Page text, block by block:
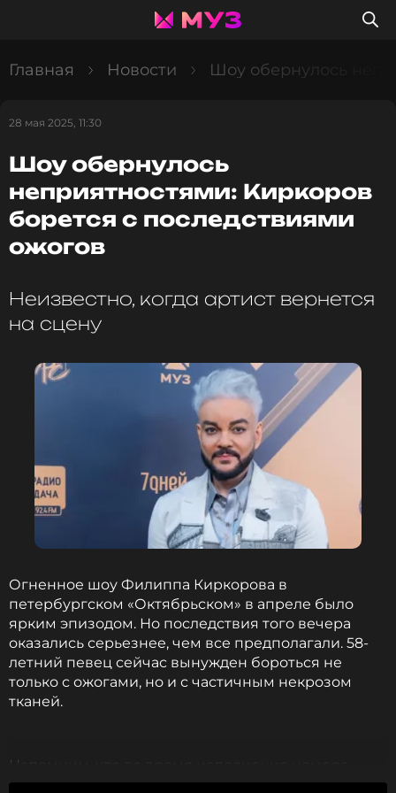
Главная Новости Шоу обернулось
28 мая 2025, 11:30
Шоу обернулось
неприятностями: Киркоров
борется с последствиями
ожогов
Неизвестно, когда артист вернется
на сцену
Огненное шоу Филиппа Киркорова в
петербургском «Октябрьском» в апреле было
ярким эпизодом. Но последствия того вечера
оказались серьезнее, чем все предполагали. 58-
летний певец сейчас вынужден бороться не
только с ожогами, но и с частичным некрозом
тканей.
Напомним, что во время исполнения номера
пиротехника воспламенила куртку артиста.